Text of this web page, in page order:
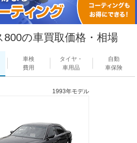
の車買取価格・相場
車検
費用
タイヤ・
車用品
自動
車保険
1993年モデル